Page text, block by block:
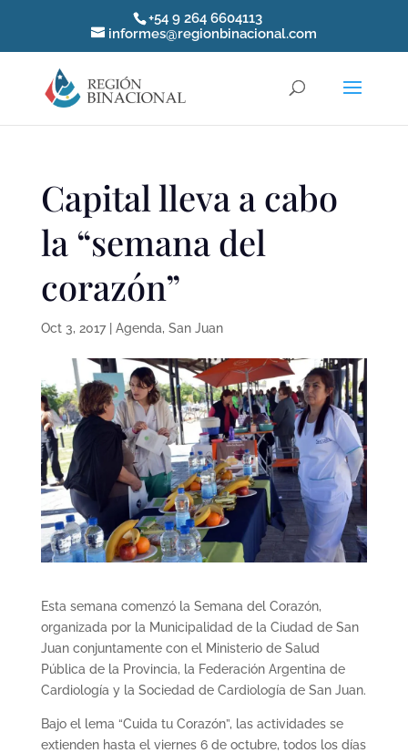
+54 9 264 6604113
informes@regionbinacional.com
Capital lleva a cabo
la “semana del
corazón”
Oct 3, 2017| Agenda, San Juan
Esta semana comenzó la Semana del Corazón,
organizada por la Municipalidad de la Ciudad de San
Juan conjuntamente con el Ministerio de Salud
Pública de la Provincia, la Federación Argentina de
Cardiología y la Sociedad de Cardiología de San Juan.
Bajo el lema “Cuida tu Corazón”, las actividades se
extienden hasta el viernes 6 de octubre, todos los días